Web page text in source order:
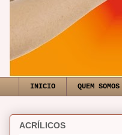
INICIO QUEM SOMOS
ACRÍLICOS